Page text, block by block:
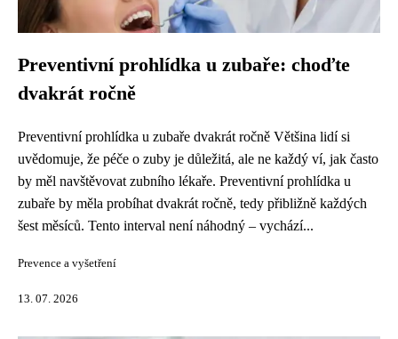
Preventivní prohlídka u zubaře: choďte
dvakrát ročně
Preventivní prohlídka u zubaře dvakrát ročně Většina lidí si
uvědomuje, že péče o zuby je důležitá, ale ne každý ví, jak často
by měl navštěvovat zubního lékaře. Preventivní prohlídka u
zubaře by měla probíhat dvakrát ročně, tedy přibližně každých
šest měsíců. Tento interval není náhodný – vychází...
Prevence a vyšetření
13. 07. 2026